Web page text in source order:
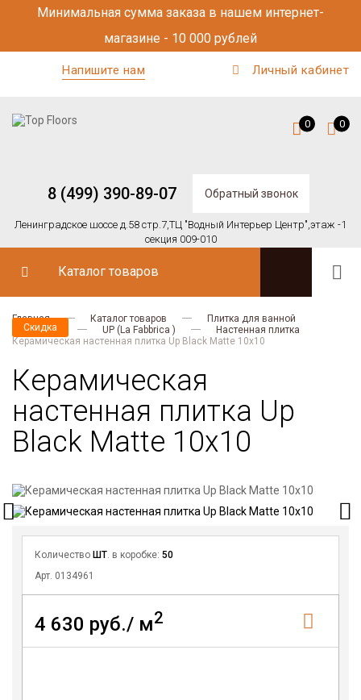
Минимальная сумма заказа в нашем интернет-
магазине - 10 000 рублей
Напишите нам Личный кабинет
8 (499) 390-89-07 Обратный звонок
Ленинградское шоссе д.58 стр.7,ТЦ "Водный Интерьер Центр",этаж -1
секция 009-010
0 0
Каталог товаров
Главная Каталог товаров
Плитка для ванной
La Fabbrica
UP (La Fabbrica )
Настенная плитка
Керамическая настенная плитка Up Black Matte 10x10
Керамическая
настенная плитка Up
Black Matte 10x10
Скидка
Количество ШТ. в коробке: 50
Арт. 0134961
4 630 руб./ м2